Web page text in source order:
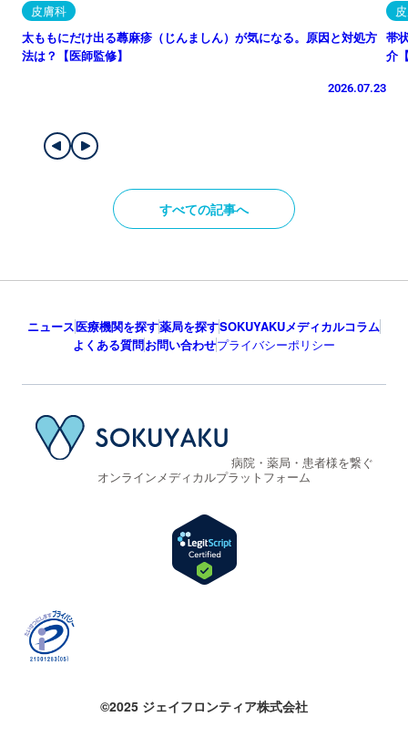
皮膚科
太ももにだけ出る蕁麻疹（じんましん）が気になる。原因と対処方
法は？【医師監修】
2026.07.23
帯
介
すべての記事へ
ニュース医療機関を探す薬局を探すSOKUYAKUメディカルコラム
よくある質問お問い合わせプライバシーポリシー
病院・薬局・患者様を繋ぐ
オンラインメディカルプラットフォーム
©2025 ジェイフロンティア株式会社